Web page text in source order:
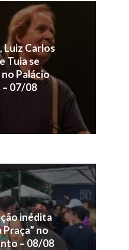
Luiz Carlos
Tuia se
Palácio
– 07/08
inédita
Praça” no
– 08/08